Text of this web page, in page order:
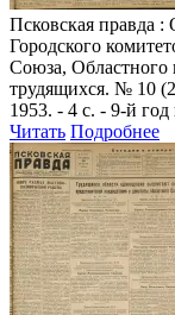
Псковская правда :
Городского
Союза, Областного
трудящихся. № 10
1953. - 4 с. - 9-й
Читать Подробнее